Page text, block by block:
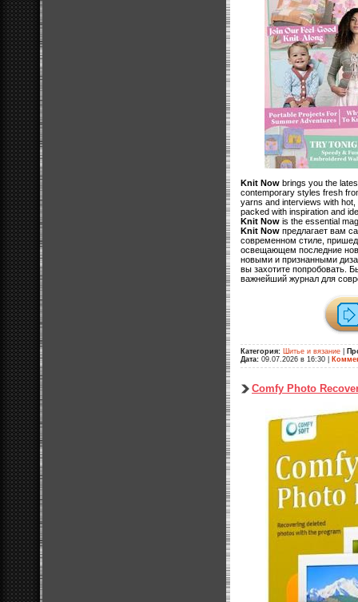
Knit Now brings you the
contemporary styles fresh
yarns and interviews with
packed with inspiration and
Knit Now is the essential
Knit Now предлагает вам
современном стиле,
освещающем последние
новыми и признанными
вы захотите попробовать.
важнейший журнал для
Категория: Шитье и вязание
Дата: 09.07.2026 в 16:30
Comfy Photo